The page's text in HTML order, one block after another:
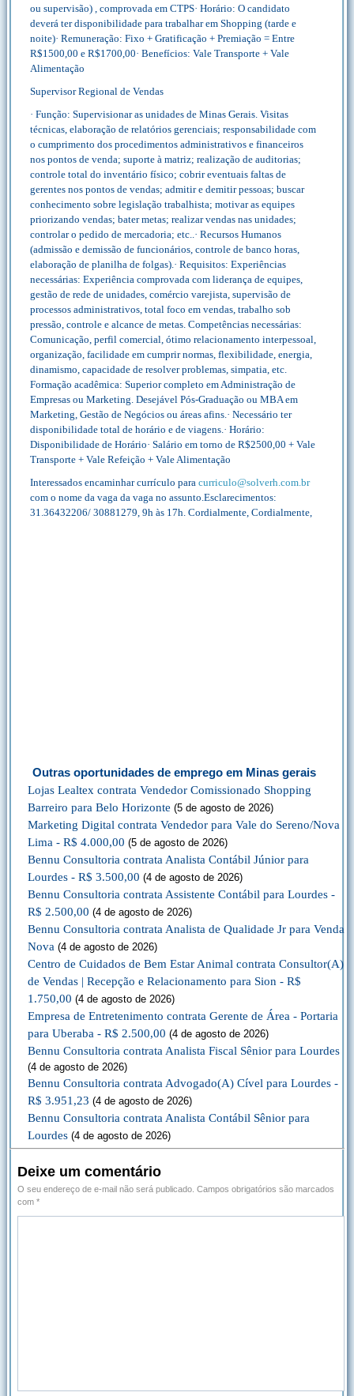
ou supervisão) , comprovada em CTPS· Horário: O candidato
deverá ter disponibilidade para trabalhar em Shopping (tarde e
noite)· Remuneração: Fixo + Gratificação + Premiação = Entre
R$1500,00 e R$1700,00· Benefícios: Vale Transporte + Vale
Alimentação
Supervisor Regional de Vendas
· Função: Supervisionar as unidades de Minas Gerais. Visitas
técnicas, elaboração de relatórios gerenciais; responsabilidade com
o cumprimento dos procedimentos administrativos e financeiros
nos pontos de venda; suporte à matriz; realização de auditorias;
controle total do inventário físico; cobrir eventuais faltas de
gerentes nos pontos de vendas; admitir e demitir pessoas; buscar
conhecimento sobre legislação trabalhista; motivar as equipes
priorizando vendas; bater metas; realizar vendas nas unidades;
controlar o pedido de mercadoria; etc..· Recursos Humanos
(admissão e demissão de funcionários, controle de banco horas,
elaboração de planilha de folgas).· Requisitos: Experiências
necessárias: Experiência comprovada com liderança de equipes,
gestão de rede de unidades, comércio varejista, supervisão de
processos administrativos, total foco em vendas, trabalho sob
pressão, controle e alcance de metas. Competências necessárias:
Comunicação, perfil comercial, ótimo relacionamento interpessoal,
organização, facilidade em cumprir normas, flexibilidade, energia,
dinamismo, capacidade de resolver problemas, simpatia, etc.
Formação acadêmica: Superior completo em Administração de
Empresas ou Marketing. Desejável Pós-Graduação ou MBA em
Marketing, Gestão de Negócios ou áreas afins.· Necessário ter
disponibilidade total de horário e de viagens.· Horário:
Disponibilidade de Horário· Salário em torno de R$2500,00 + Vale
Transporte + Vale Refeição + Vale Alimentação
Interessados encaminhar currículo para curriculo@solverh.com.br
com o nome da vaga da vaga no assunto.Esclarecimentos:
31.36432206/ 30881279, 9h às 17h. Cordialmente, Cordialmente,
Outras oportunidades de emprego em Minas gerais
Lojas Lealtex contrata Vendedor Comissionado Shopping
Barreiro para Belo Horizonte (5 de agosto de 2026)
Marketing Digital contrata Vendedor para Vale do Sereno/Nova
Lima - R$ 4.000,00 (5 de agosto de 2026)
Bennu Consultoria contrata Analista Contábil Júnior para
Lourdes - R$ 3.500,00 (4 de agosto de 2026)
Bennu Consultoria contrata Assistente Contábil para Lourdes -
R$ 2.500,00 (4 de agosto de 2026)
Bennu Consultoria contrata Analista de Qualidade Jr para Venda
Nova (4 de agosto de 2026)
Centro de Cuidados de Bem Estar Animal contrata Consultor(A)
de Vendas | Recepção e Relacionamento para Sion - R$
1.750,00 (4 de agosto de 2026)
Empresa de Entretenimento contrata Gerente de Área - Portaria
para Uberaba - R$ 2.500,00 (4 de agosto de 2026)
Bennu Consultoria contrata Analista Fiscal Sênior para Lourdes
(4 de agosto de 2026)
Bennu Consultoria contrata Advogado(A) Cível para Lourdes -
R$ 3.951,23 (4 de agosto de 2026)
Bennu Consultoria contrata Analista Contábil Sênior para
Lourdes (4 de agosto de 2026)
Deixe um comentário
O seu endereço de e-mail não será publicado. Campos obrigatórios são marcados
com *